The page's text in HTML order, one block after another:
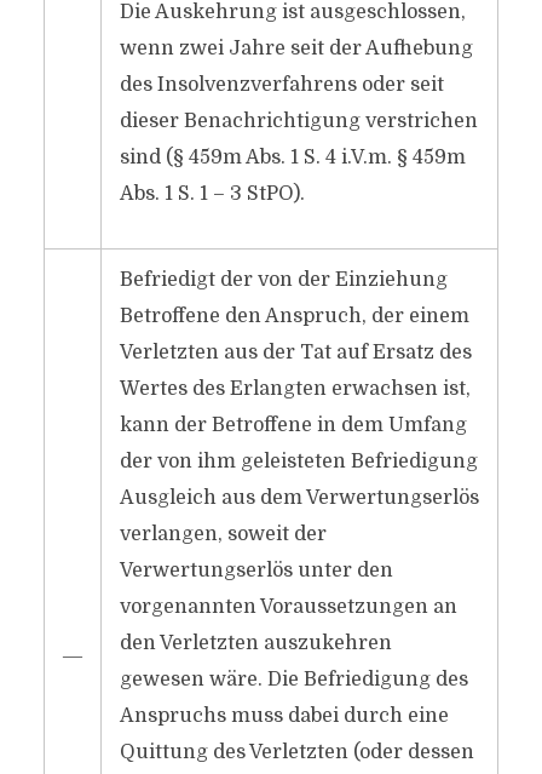
Die Auskehrung ist ausgeschlossen,
wenn zwei Jahre seit der Aufhebung
des Insolvenzverfahrens oder seit
dieser Benachrichtigung verstrichen
sind (§ 459m Abs. 1 S. 4 i.V.m. § 459m
Abs. 1 S. 1 – 3 StPO).
―
Befriedigt der von der Einziehung
Betroffene den Anspruch, der einem
Verletzten aus der Tat auf Ersatz des
Wertes des Erlangten erwachsen ist,
kann der Betroffene in dem Umfang
der von ihm geleisteten Befriedigung
Ausgleich aus dem Verwertungserlös
verlangen, soweit der
Verwertungserlös unter den
vorgenannten Voraussetzungen an
den Verletzten auszukehren
gewesen wäre. Die Befriedigung des
Anspruchs muss dabei durch eine
Quittung des Verletzten (oder dessen